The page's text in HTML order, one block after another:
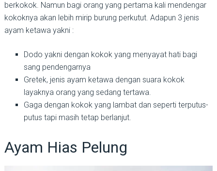
berkokok. Namun bagi orang yang pertama kali mendengar
kokoknya akan lebih mirip burung perkutut. Adapun 3 jenis
ayam ketawa yakni :
Dodo yakni dengan kokok yang menyayat hati bagi
sang pendengarnya
Gretek, jenis ayam ketawa dengan suara kokok
layaknya orang yang sedang tertawa.
Gaga dengan kokok yang lambat dan seperti terputus-
putus tapi masih tetap berlanjut.
Ayam Hias Pelung